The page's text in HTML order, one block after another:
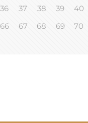
36 37 38 39 40
66 67 68 69 70